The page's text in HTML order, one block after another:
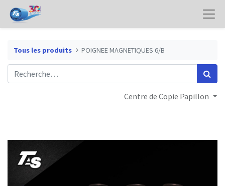
Tous les produits POIGNEE MAGNETIQUES 6/B
Centre de Copie Papillon